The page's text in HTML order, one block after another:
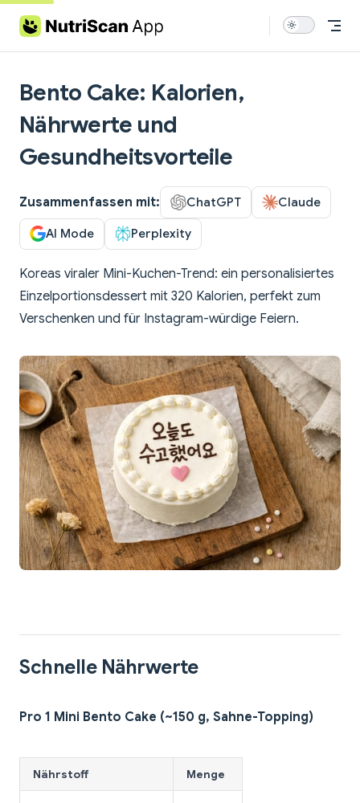
Skip to content
Bento Cake: Kalorien,
Nährwerte und
Gesundheitsvorteile
Zusammenfassen mit: ChatGPT Claude
AI Mode Perplexity
Koreas viraler Mini-Kuchen-Trend: ein personalisiertes
Einzelportionsdessert mit 320 Kalorien, perfekt zum
Verschenken und für Instagram-würdige Feiern.
Schnelle Nährwerte
Pro 1 Mini Bento Cake (~150 g, Sahne-Topping)
Nährstoff Menge